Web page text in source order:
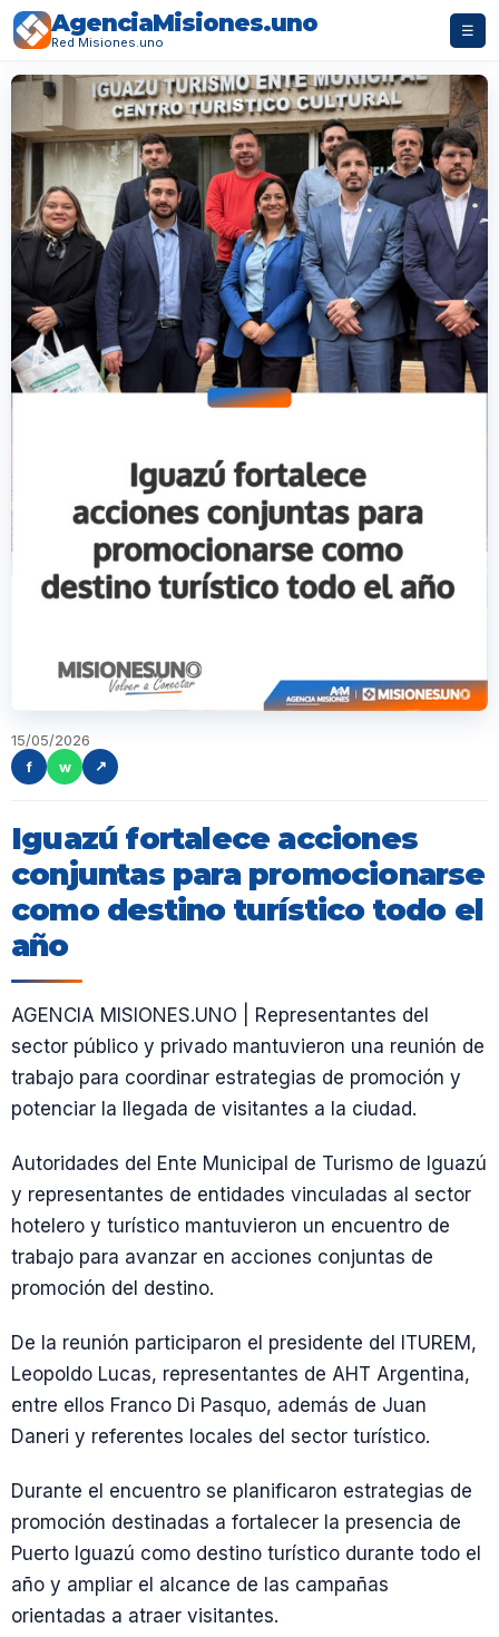
AgenciaMisiones.uno
Red Misiones.uno
☰
15/05/2026
f
w ↗
Iguazú fortalece acciones
conjuntas para promocionarse
como destino turístico todo el
año
AGENCIA MISIONES.UNO | Representantes del
sector público y privado mantuvieron una reunión de
trabajo para coordinar estrategias de promoción y
potenciar la llegada de visitantes a la ciudad.
Autoridades del Ente Municipal de Turismo de Iguazú
y representantes de entidades vinculadas al sector
hotelero y turístico mantuvieron un encuentro de
trabajo para avanzar en acciones conjuntas de
promoción del destino.
De la reunión participaron el presidente del ITUREM,
Leopoldo Lucas, representantes de AHT Argentina,
entre ellos Franco Di Pasquo, además de Juan
Daneri y referentes locales del sector turístico.
Durante el encuentro se planificaron estrategias de
promoción destinadas a fortalecer la presencia de
Puerto Iguazú como destino turístico durante todo el
año y ampliar el alcance de las campañas
orientadas a atraer visitantes.